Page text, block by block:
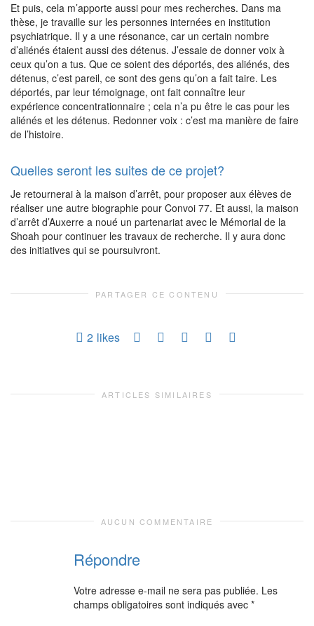
Et puis, cela m’apporte aussi pour mes recherches. Dans ma
thèse, je travaille sur les personnes internées en institution
psychiatrique. Il y a une résonance, car un certain nombre
d’aliénés étaient aussi des détenus. J’essaie de donner voix à
ceux qu’on a tus. Que ce soient des déportés, des aliénés, des
détenus, c’est pareil, ce sont des gens qu’on a fait taire. Les
déportés, par leur témoignage, ont fait connaître leur
expérience concentrationnaire ; cela n’a pu être le cas pour les
aliénés et les détenus. Redonner voix : c’est ma manière de faire
de l’histoire.
Quelles seront les suites de ce projet?
Je retournerai à la maison d’arrêt, pour proposer aux élèves de
réaliser une autre biographie pour Convoi 77. Et aussi, la maison
d’arrêt d’Auxerre a noué un partenariat avec le Mémorial de la
Shoah pour continuer les travaux de recherche. Il y aura donc
des initiatives qui se poursuivront.
PARTAGER CE CONTENU
2 likes
ARTICLES SIMILAIRES
AUCUN COMMENTAIRE
Répondre
Votre adresse e-mail ne sera pas publiée. Les
champs obligatoires sont indiqués avec *